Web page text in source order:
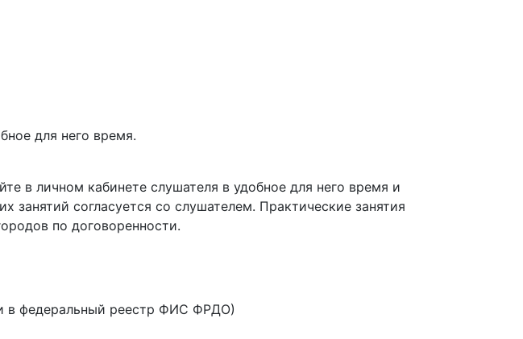
для него время.
в личном кабинете слушателя в удобное для него время и
занятий согласуется со слушателем. Практические занятия
по договоренности.
в федеральный реестр ФИС ФРДО)